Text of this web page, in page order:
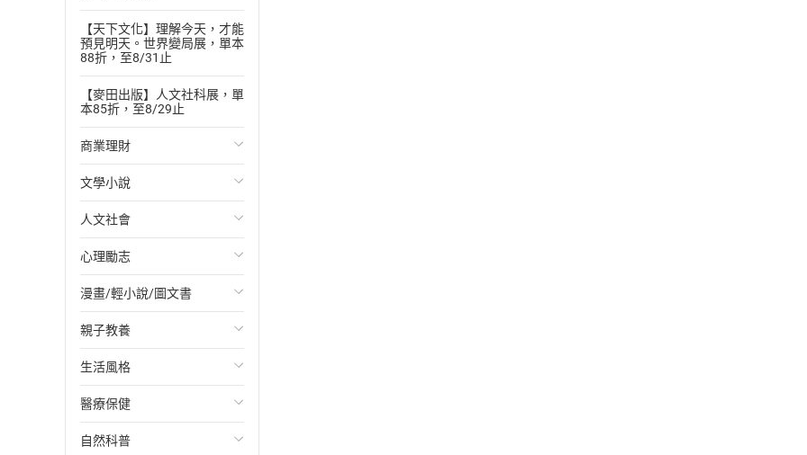
【天下文化】理解今天，才能
預見明天。世界變局展，單本
88折，至8/31止
【麥田出版】人文社科展，單
本85折，至8/29止
商業理財
投資理財
經濟/趨勢
財務/金融
管理/領導
職場工作術
成功法
行銷/廣告
傳記
文學小說
歐美文學
日本文學
韓國文學
華文文學
經典文學
成長/家庭生活小說
懸疑/推理小說
人文社會
國際關係
政治
社會科學
台灣/中國歷史
日/韓歷史
其他歷史/史學
心理勵志
心靈成長/情緒
人際關係
兩性關係
心理學
漫畫/輕小說/圖文書
輕小說
奇幻/科幻
愛情故事
職場/社會寫實
親子教養
教育現場
兒童文學/故事
兒童科普/學習
生活風格
飲食/食譜
健身/美顏
醫療保健
健康/養生
自然科普